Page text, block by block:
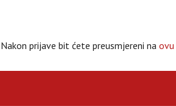
Nakon prijave bit ćete preusmjereni na